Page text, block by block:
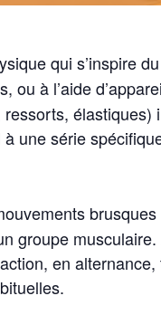
qui s’inspire
ou à l’aide
élastiques)
une série
groupe
en